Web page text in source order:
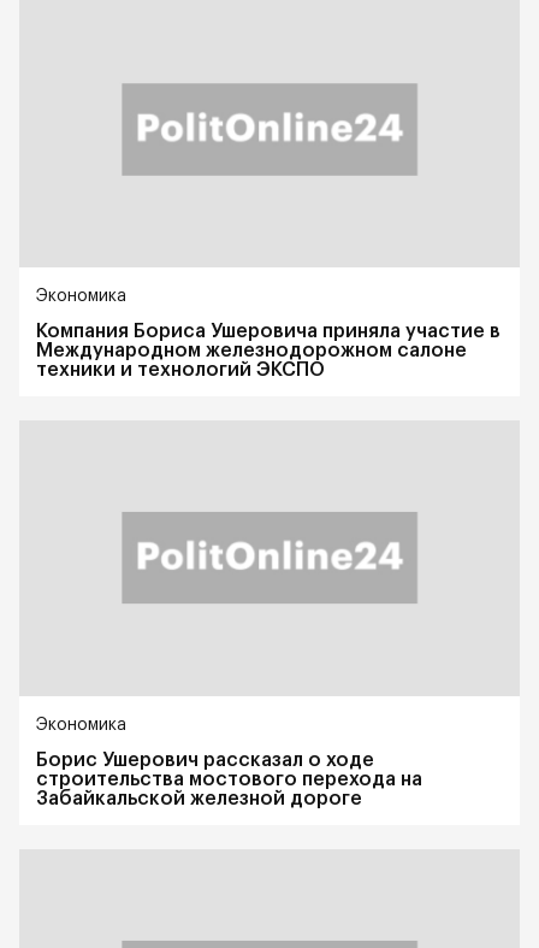
Экономика
Компания Бориса Ушеровича приняла участие в
Международном железнодорожном салоне
техники и технологий ЭКСПО
Экономика
Борис Ушерович рассказал о ходе
строительства мостового перехода на
Забайкальской железной дороге